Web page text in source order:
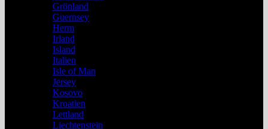
Grönland
Guernsey
Herm
Irland
Island
Italien
Isle of Man
Jersey
Kosovo
Kroatien
Lettland
Liechtenstein